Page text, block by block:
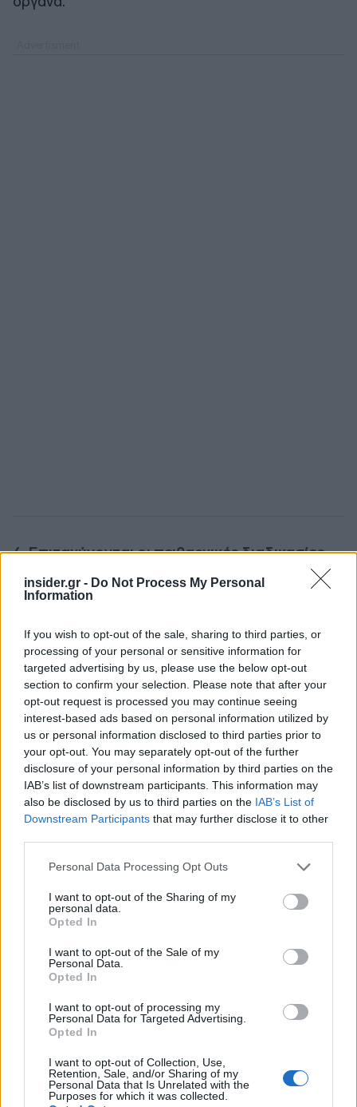
insider.gr - Do Not Process My Personal
Information
If you wish to opt-out of the sale, sharing to third parties, or
processing of your personal or sensitive information for
targeted advertising by us, please use the below opt-out
section to confirm your selection. Please note that after your
opt-out request is processed you may continue seeing
interest-based ads based on personal information utilized by
us or personal information disclosed to third parties prior to
your opt-out. You may separately opt-out of the further
disclosure of your personal information by third parties on the
IAB’s list of downstream participants. This information may
also be disclosed by us to third parties on the IAB’s List of
Downstream Participants that may further disclose it to other
Please note that this website/app uses one or more Google
not limited to your visit or usage behaviour. You may click to
grant or deny consent to Google and its third-party tags to
use your data for below specified purposes in below Google
consent section.
Personal Data Processing Opt Outs
I want to opt-out of the Sharing of my
personal data.
Opted In
I want to opt-out of the Sale of my
Personal Data.
Opted In
I want to opt-out of processing my
Personal Data for Targeted Advertising.
Opted In
I want to opt-out of Collection, Use,
Retention, Sale, and/or Sharing of my
Personal Data that Is Unrelated with the
Purposes for which it was collected.
4. Επιταχύνονται οι πειθαρχικές διαδικασίες,
λαμβάνοντας υπόψη ότι οι διαδικασίες στα
Πειθαρχικά Συμβούλια του ΕΦΚΑ έχουν αυτή τη
Ειδικότερα, η άσκηση της πειθαρχικής δίωξης θα
γίνεται σε ένα μήνα (αντί 3 μηνών) και θα
ολοκληρώνεται σε ένα μήνα από την κλήση σε
απολογία (αντί 2 μηνών).
Στο πλαίσιο της ενίσχυσης της αμεροληψίας των
ελέγχων, οι ΕΔΕ θα διενεργούνται υποχρεωτικά
από υπάλληλο άλλου Υπουργείου και θα
περατώνονται σε ένα μήνα. Το Πειθαρχικό
Συμβούλιο του ΕΦΚΑ θα συγκροτείται με τρία
μέλη (πρόεδρος δικαστικός, πάρεδρος Νομικού
Συμβουλίου του Κράτους και μόνιμος υπάλληλος
Υποθέσεων), χωρίς συμμετοχή των αιρετών
εκπροσώπων εργαζομένων του ΕΦΚΑ.
Θα είναι αρμόδιο για όλες τις υποθέσεις που
τις εκκρεμείς διαδικασίες, εφόσον δεν έχουν
εισαχθεί προς κρίση. Η επιτάχυνση των
πειθαρχικών διαδικασιών αποσκοπεί στην
ενίσχυση του πνεύματος λογοδοσίας στους
υπαλλήλους, ώστε να είναι σαφές ότι μαζί με την